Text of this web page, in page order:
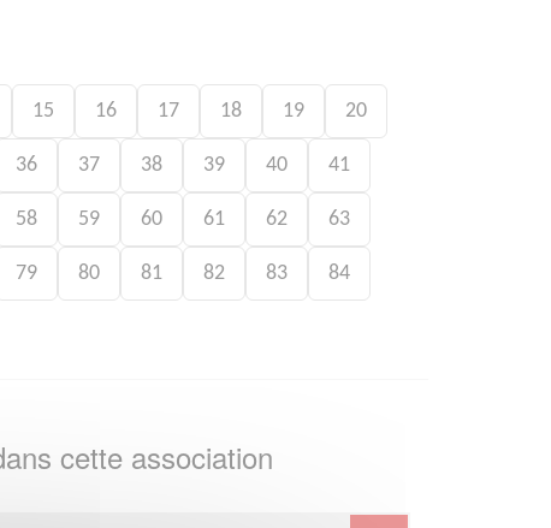
15 16 17 18 19 20
36 37 38 39 40 41
58 59 60 61 62 63
79 80 81 82 83 84
cette association